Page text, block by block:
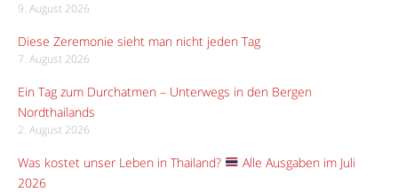
9. August 2026
Diese Zeremonie sieht man nicht jeden Tag
7. August 2026
Ein Tag zum Durchatmen – Unterwegs in den Bergen
Nordthailands
2. August 2026
Was kostet unser Leben in Thailand?
Alle Ausgaben im Juli
2026